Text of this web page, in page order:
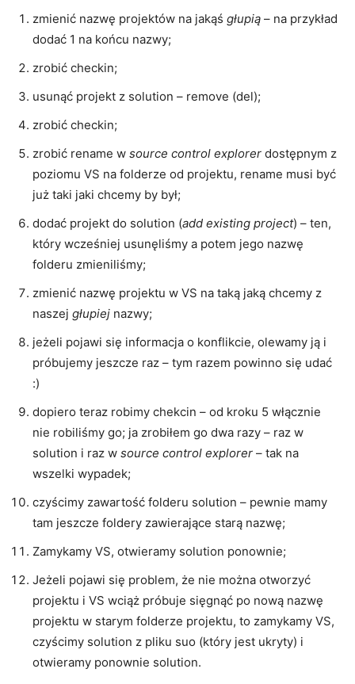
zmienić nazwę projektów na jakąś głupią – na przykład
dodać 1 na końcu nazwy;
zrobić checkin;
usunąć projekt z solution – remove (del);
zrobić checkin;
zrobić rename w source control explorer dostępnym z
poziomu VS na folderze od projektu, rename musi być
już taki jaki chcemy by był;
dodać projekt do solution (add existing project) – ten,
który wcześniej usunęliśmy a potem jego nazwę
folderu zmieniliśmy;
zmienić nazwę projektu w VS na taką jaką chcemy z
naszej głupiej nazwy;
jeżeli pojawi się informacja o konflikcie, olewamy ją i
próbujemy jeszcze raz – tym razem powinno się udać
:)
dopiero teraz robimy chekcin – od kroku 5 włącznie
nie robiliśmy go; ja zrobiłem go dwa razy – raz w
solution i raz w source control explorer – tak na
wszelki wypadek;
czyścimy zawartość folderu solution – pewnie mamy
tam jeszcze foldery zawierające starą nazwę;
Zamykamy VS, otwieramy solution ponownie;
Jeżeli pojawi się problem, że nie można otworzyć
projektu i VS wciąż próbuje sięgnąć po nową nazwę
projektu w starym folderze projektu, to zamykamy VS,
czyścimy solution z pliku suo (który jest ukryty) i
otwieramy ponownie solution.